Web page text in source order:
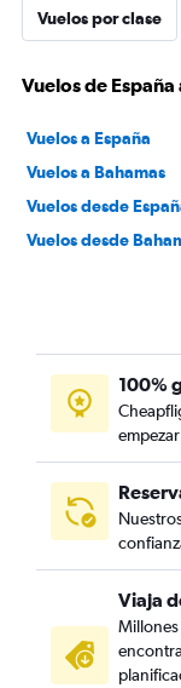
Vuelos por clase
Vuelos de España
Vuelos a España
Vuelos a Bahamas
Vuelos desde
Vuelos desde
100%
Viaja
Millones